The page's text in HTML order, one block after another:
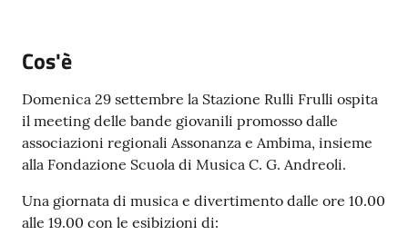
r
t
e
m
e
t
o
Cos'è
Domenica 29 settembre la Stazione Rulli Frulli ospita
il meeting delle bande giovanili promosso dalle
associazioni regionali Assonanza e Ambima, insieme
alla Fondazione Scuola di Musica C. G. Andreoli.
Una giornata di musica e divertimento dalle ore 10.00
alle 19.00 con le esibizioni di: